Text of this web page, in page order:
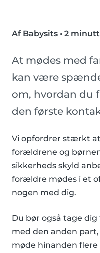
Af Babysits • 2
At mødes med
kan være
om, hvordan du
den første
Vi opfordrer stærkt
forældrene og
sikkerheds skyld
forældre mødes i et
nogen med dig.
Du bør også tage
med den anden
møde hinanden